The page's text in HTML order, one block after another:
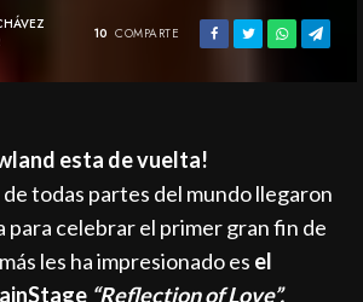
10 COMPARTE
esta de vuelta!
de todas partes del mundo llegaron
para celebrar el primer gran fin de
les ha impresionado es el
“Reflection of Love”.